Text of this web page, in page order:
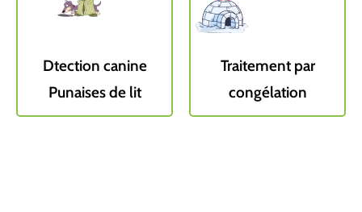
Dtection canine
Punaises de lit
Traitement par
congélation